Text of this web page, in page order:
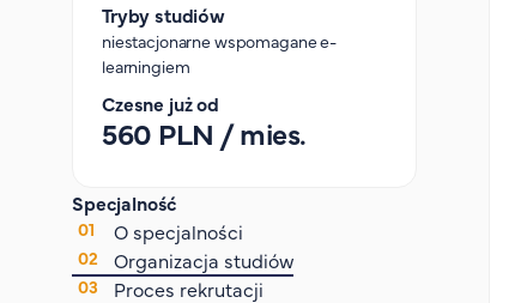
Tryby studiów
niestacjonarne wspomagane e-
learningiem
Czesne już od
560 PLN / mies.
Specjalność
O specjalności
Organizacja studiów
Proces rekrutacji